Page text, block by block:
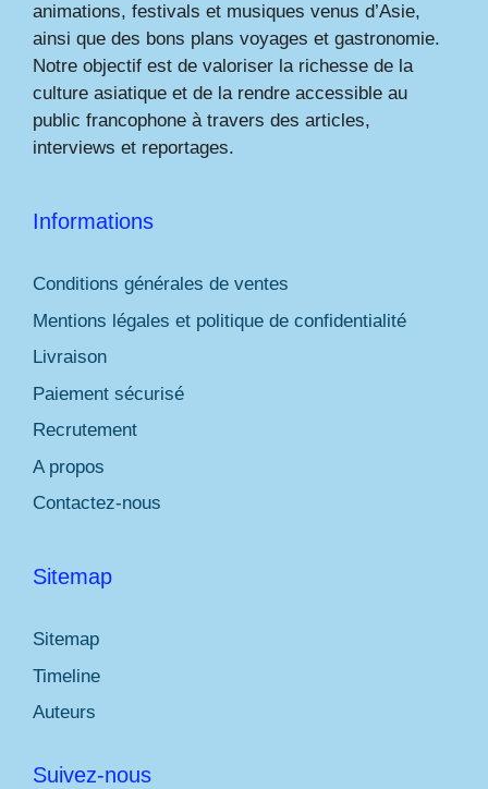
animations, festivals et musiques venus d’Asie,
ainsi que des bons plans voyages et gastronomie.
Notre objectif est de valoriser la richesse de la
culture asiatique et de la rendre accessible au
public francophone à travers des articles,
interviews et reportages.
Informations
Conditions générales de ventes
Mentions légales et politique de confidentialité
Livraison
Paiement sécurisé
Recrutement
A propos
Contactez-nous
Sitemap
Sitemap
Timeline
Auteurs
Suivez-nous